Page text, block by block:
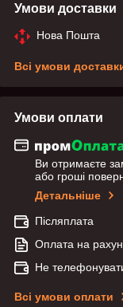
Умови доставки
Нова Пошта
Всі умови
Умови оплати
Ви отримаєте
або гроші
Детальніше
Післяплата
Оплата на
Не
Всі умови оплати